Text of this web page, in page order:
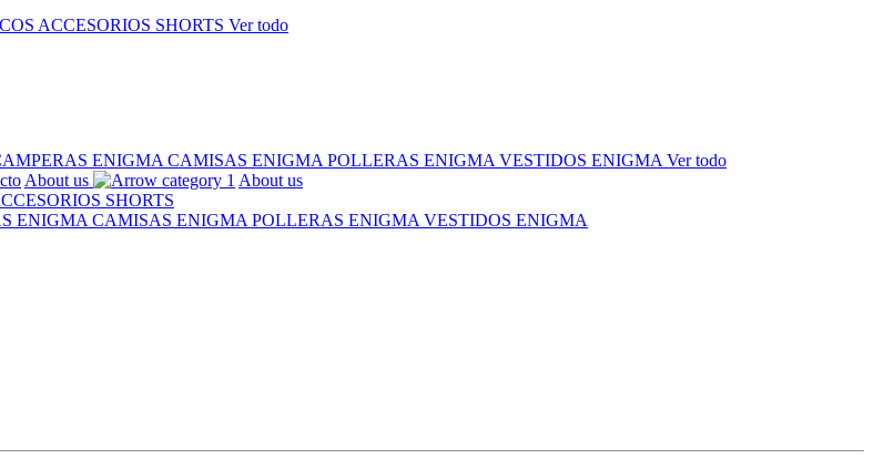
ACCESORIOS SHORTS Ver todo
ENIGMA CAMISAS ENIGMA POLLERAS ENIGMA VESTIDOS ENIGMA Ver todo
About us
About us
SHORTS
ENIGMA CAMISAS ENIGMA POLLERAS ENIGMA VESTIDOS ENIGMA